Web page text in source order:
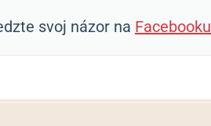
svoj názor na Facebooku